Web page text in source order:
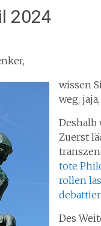
2024
wissen
weg,
Deshalb
Zuerst
tote
rollen
Des